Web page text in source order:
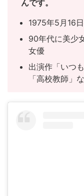
んです。
1975年5月16
90年代に美少
女優
出演作「いつ
「高校教師」